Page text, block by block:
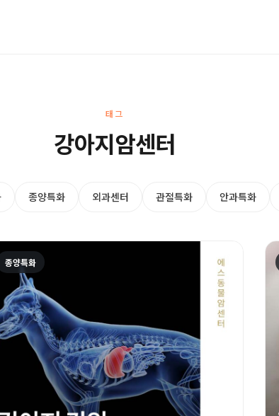
태그
강아지암센터
종양특화 외과센터 관절특화 안과특화
종양특화